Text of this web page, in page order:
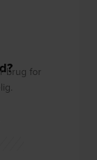
brug for